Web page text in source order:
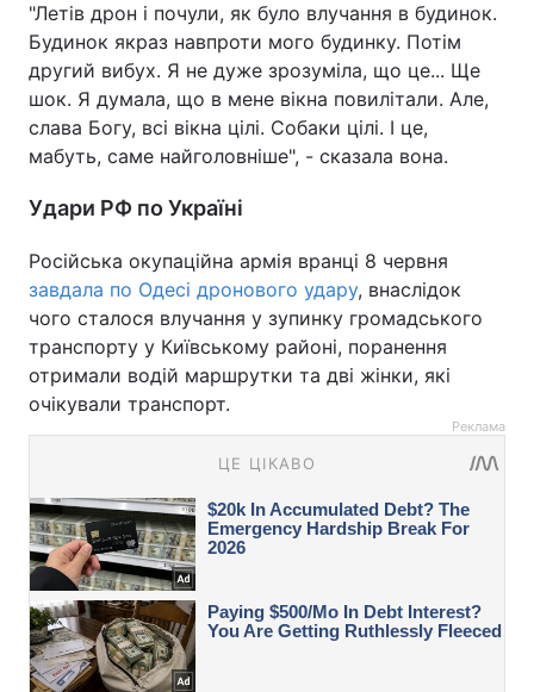
"Летів дрон і почули, як було влучання в будинок.
Будинок якраз навпроти мого будинку. Потім
другий вибух. Я не дуже зрозуміла, що це... Ще
шок. Я думала, що в мене вікна повилітали. Але,
слава Богу, всі вікна цілі. Собаки цілі. І це,
мабуть, саме найголовніше", - сказала вона.
Удари РФ по Україні
Російська окупаційна армія вранці 8 червня
завдала по Одесі дронового удару, внаслідок
чого сталося влучання у зупинку громадського
транспорту у Київському районі, поранення
отримали водій маршрутки та дві жінки, які
очікували транспорт.
Реклама